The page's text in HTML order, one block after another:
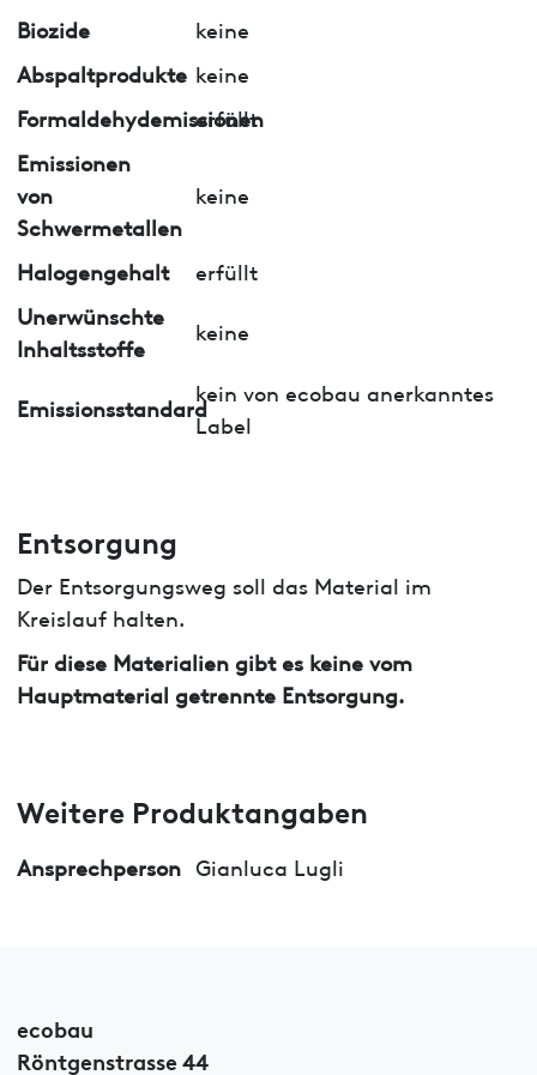
Biozide
keine
Abspaltprodukte keine
Formaldehydemissionen
erfüllt
Emissionen
von
Schwermetallen
keine
Halogengehalt
erfüllt
Unerwünschte
Inhaltsstoffe
keine
Emissionsstandard
kein von ecobau anerkanntes
Label
Entsorgung
Der Entsorgungsweg soll das Material im
Kreislauf halten.
Für diese Materialien gibt es keine vom
Hauptmaterial getrennte Entsorgung.
Weitere Produktangaben
Ansprechperson Gianluca Lugli
ecobau
Röntgenstrasse 44